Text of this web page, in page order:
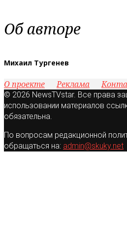
Об авторе
Михаил Тургенев
О проекте Реклама
© 2026 NewsTVstar. Все права
использовании материалов
обязательна.
По вопросам редакционной
обращаться на: admin@skuky.net